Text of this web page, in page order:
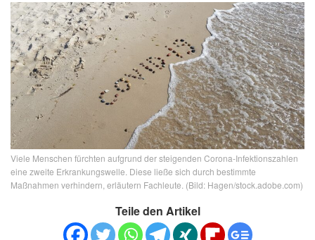
Viele Menschen fürchten aufgrund der steigenden Corona-Infektionszahlen
eine zweite Erkrankungswelle. Diese ließe sich durch bestimmte
Maßnahmen verhindern, erläutern Fachleute. (Bild: Hagen/stock.adobe.com)
Teile den Artikel